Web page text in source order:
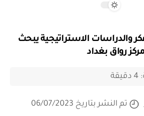
والدراسات الاستراتيجية يبحث
رواق بغداد
تم النشر بتاريخ 06/07/2023